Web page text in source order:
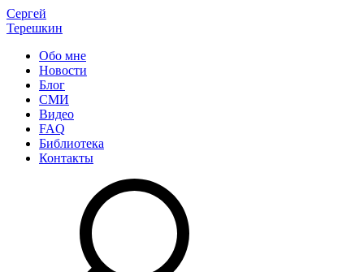
Сергей
Терешкин
Обо мне
Новости
Блог
СМИ
Видео
FAQ
Библиотека
Контакты